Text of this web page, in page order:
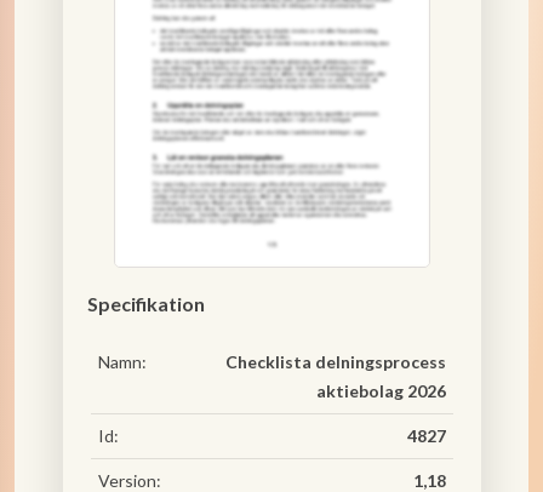
Specifikation
Namn:
Checklista delningsprocess
aktiebolag 2026
Id: 4827
Version: 1,18